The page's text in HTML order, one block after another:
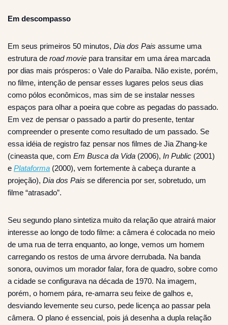
Em descompasso
Em seus primeiros 50 minutos, Dia dos Pais assume uma
estrutura de road movie para transitar em uma área marcada
por dias mais prósperos: o Vale do Paraíba. Não existe, porém,
no filme, intenção de pensar esses lugares pelos seus dias
como pólos econômicos, mas sim de se instalar nesses
espaços para olhar a poeira que cobre as pegadas do passado.
Em vez de pensar o passado a partir do presente, tentar
compreender o presente como resultado de um passado. Se
essa idéia de registro faz pensar nos filmes de Jia Zhang-ke
(cineasta que, com Em Busca da Vida (2006), In Public (2001)
e Plataforma (2000), vem fortemente à cabeça durante a
projeção), Dia dos Pais se diferencia por ser, sobretudo, um
filme “atrasado”.
Seu segundo plano sintetiza muito da relação que atrairá maior
interesse ao longo de todo filme: a câmera é colocada no meio
de uma rua de terra enquanto, ao longe, vemos um homem
carregando os restos de uma árvore derrubada. Na banda
sonora, ouvimos um morador falar, fora de quadro, sobre como
a cidade se configurava na década de 1970. Na imagem,
porém, o homem pára, re-amarra seu feixe de galhos e,
desviando levemente seu curso, pede licença ao passar pela
câmera. O plano é essencial, pois já desenha a dupla relação